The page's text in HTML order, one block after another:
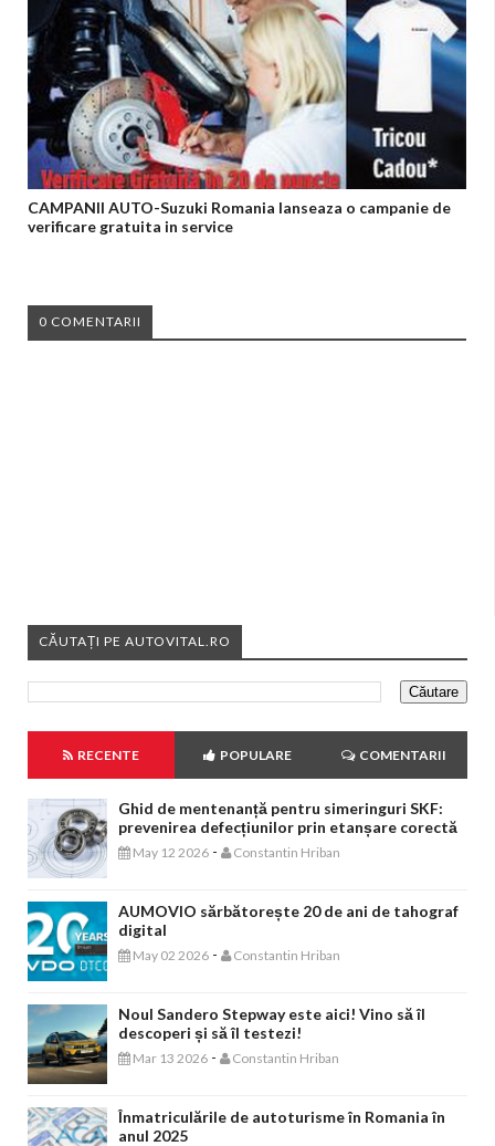
CAMPANII AUTO-Suzuki Romania lanseaza o campanie de
verificare gratuita in service
0 COMENTARII
CĂUTAȚI PE AUTOVITAL.RO
RECENTE POPULARE COMENTARII
Ghid de mentenanță pentru simeringuri SKF:
prevenirea defecțiunilor prin etanșare corectă
May 12 2026 - Constantin Hriban
AUMOVIO sărbătorește 20 de ani de tahograf
digital
May 02 2026 - Constantin Hriban
Noul Sandero Stepway este aici! Vino să îl
descoperi și să îl testezi!
Mar 13 2026 - Constantin Hriban
Înmatriculările de autoturisme în Romania în
anul 2025